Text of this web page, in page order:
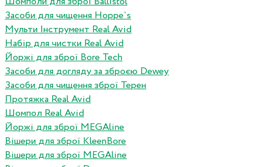
Засоби для чищення Hoppe`s
Мульти Інструмент Real Avid
Набір для чистки Real Avid
Йоржі для зброї Bore Tech
Засоби для догляду за зброєю Dewey
Засоби для чищення зброї Терен
Протяжка Real Avid
Шомпол Real Avid
Йоржі для зброї MEGAline
Вішери для зброї KleenBore
Вішери для зброї MEGAline